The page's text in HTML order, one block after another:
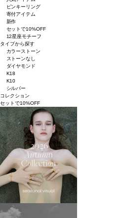
ピンキーリング
寄付アイテム
新作
セットで10%OFF
12星座モチーフ
タイプから探す
カラーストーン
ストーンなし
ダイヤモンド
K18
K10
シルバー
コレクション
セットで10%OFF